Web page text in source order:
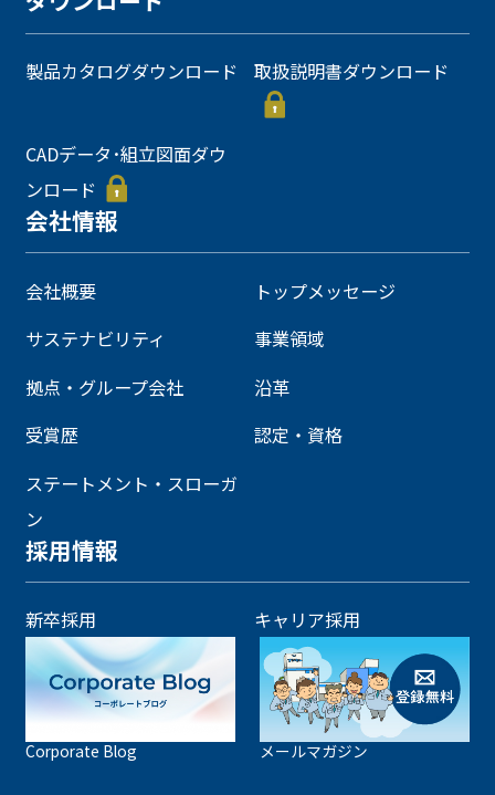
製品カタログダウンロード 取扱説明書ダウンロード
CADデータ･組立図面ダウ
ンロード
会社情報
会社概要
トップメッセージ
サステナビリティ
事業領域
拠点・グループ会社
沿革
受賞歴
認定・資格
ステートメント・スローガ
ン
採用情報
新卒採用 キャリア採用
Corporate Blog メールマガジン